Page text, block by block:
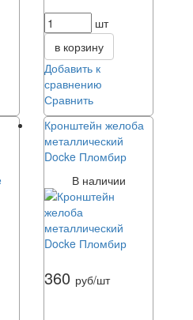
шт
в корзину
Добавить к
сравнению
Сравнить
Кронштейн желоба
металлический
Docke Пломбир
В наличии
360 руб/шт